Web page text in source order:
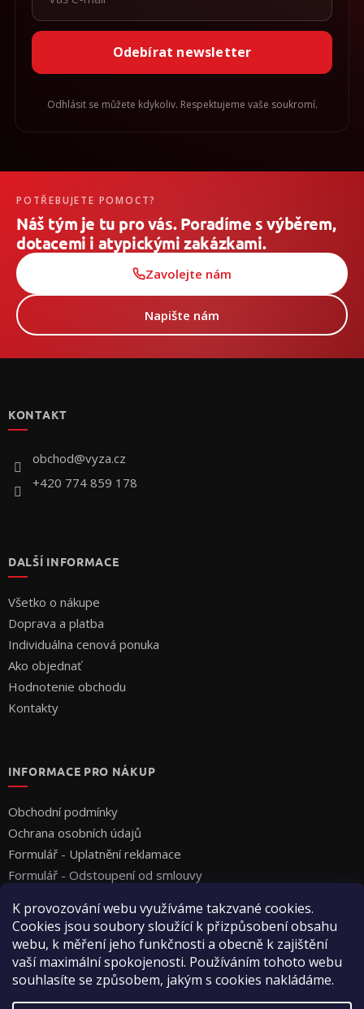
K provozování webu využíváme takzvané cookies.
Cookies jsou soubory sloužící k přizpůsobení obsahu
webu, k měření jeho funkčnosti a obecně k zajištění
vaší maximální spokojenosti. Používáním tohoto webu
souhlasíte se způsobem, jakým s cookies nakládáme.
Odebírat newsletter
Odhlásit se můžete kdykoliv. Respektujeme vaše soukromí.
POTŘEBUJETE POMOCT?
Náš tým je tu pro vás. Poradíme s výběrem,
dotacemi i atypickými zakázkami.
Zavolejte nám
Napište nám
KONTAKT
obchod@vyza.cz
+420 774 859 178
DALŠÍ INFORMACE
Všetko o nákupe
Doprava a platba
Individuálna cenová ponuka
Ako objednať
Hodnotenie obchodu
Kontakty
INFORMACE PRO NÁKUP
Obchodní podmínky
Ochrana osobních údajů
Formulář - Uplatnění reklamace
Formulář - Odstoupení od smlouvy